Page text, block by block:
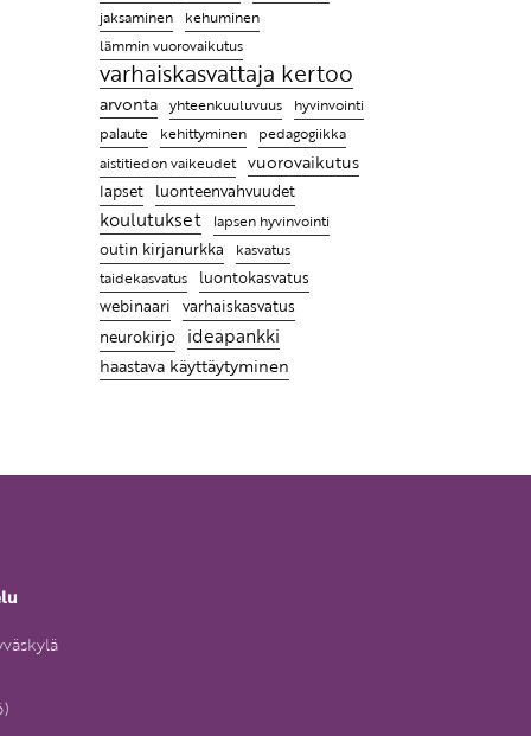
käyttäytyy tietyllä tavalla ja
antaa parempia keinoja
kohdata hänet
jaksaminen kehuminen
lämmin vuorovaikutus
varhaiskasvattaja kertoo
arvonta yhteenkuuluvuus hyvinvointi
palaute kehittyminen
pedagogiikka
aistitiedon vaikeudet vuorovaikutus
lapset luonteenvahvuudet
koulutukset lapsen hyvinvointi
outin kirjanurkka kasvatus
taidekasvatus
luontokasvatus
webinaari
varhaiskasvatus
neurokirjo ideapankki
haastava käyttäytyminen